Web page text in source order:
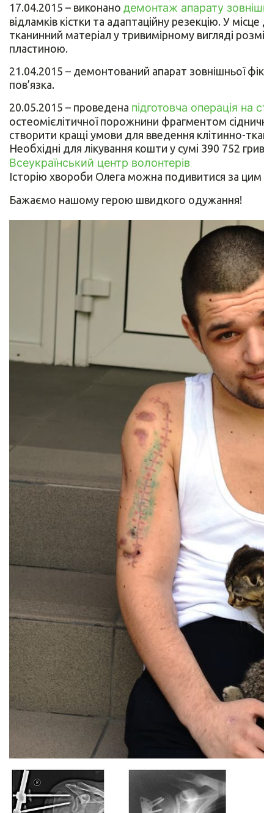
17.04.2015 – виконано демонтаж апарату
відламків кістки та адаптаційну резекцію. У
тканинний матеріал у тривимірному вигляді
пластиною.
21.04.2015 – демонтований апарат зовнішньої
пов’язка.
20.05.2015 – проведена підготовча операція на
остеомієлітичної порожнини фрагментом
створити кращі умови для введення клітинно-
Необхідні для лікування кошти у сумі 390 752
Всеукраїнський центр волонтерів
Історію хвороби Олега можна подивитися за цим
Бажаємо нашому герою швидкого одужання!